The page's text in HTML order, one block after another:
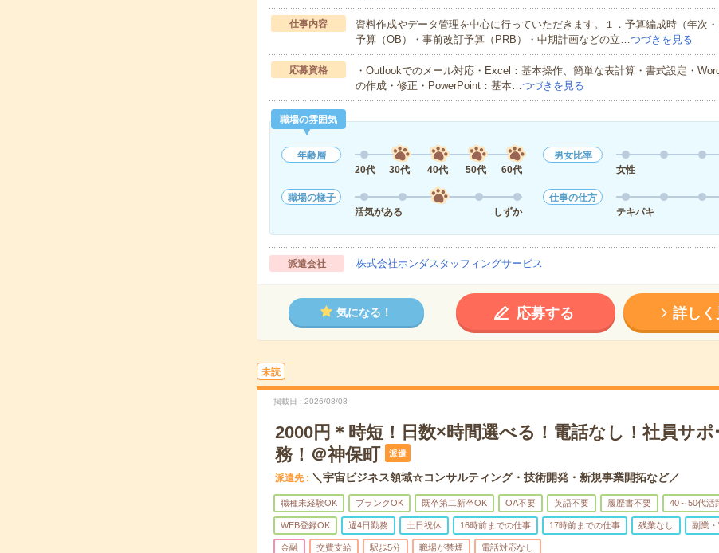
仕事内容
資料作成やデータ管理を中心に行っていただきます。１．予算編成時（年次
予算（OB）・事前改訂予算（PRB）・中期計画などの立…つづきを見る
応募資格
・Outlookでのメール対応・Excel：基本操作、簡単な表計算・書式設定・
の作成・修正・PowerPoint：基本…つづきを見る
職場の雰囲気
年齢層
20代
30代 40代 50代 60代
男女比率
女性
職場の様子
活気がある
しずか
仕事の仕方
テキパキ
派遣会社 株式会社ホンダスタッフィングサービス
気になる！ 応募する 詳しく
未読
掲載日 2026/08/08
2000円＊時短！日数×時間選べる！電話なし！社員サポ
務！＠神保町
派遣
派遣先 ＼宇宙ビジネス領域☆コンサルティング・技術開発・新規事業開拓など／
職種未経験OK ブランクOK 既卒第二新卒OK OA不要 英語不要 履歴書不要 40～50代活
WEB登録OK 週4日勤務 土日祝休 16時前までの仕事 17時前までの仕事 残業なし 副業
金融 交費支給 駅歩5分 職場が禁煙 電話対応なし